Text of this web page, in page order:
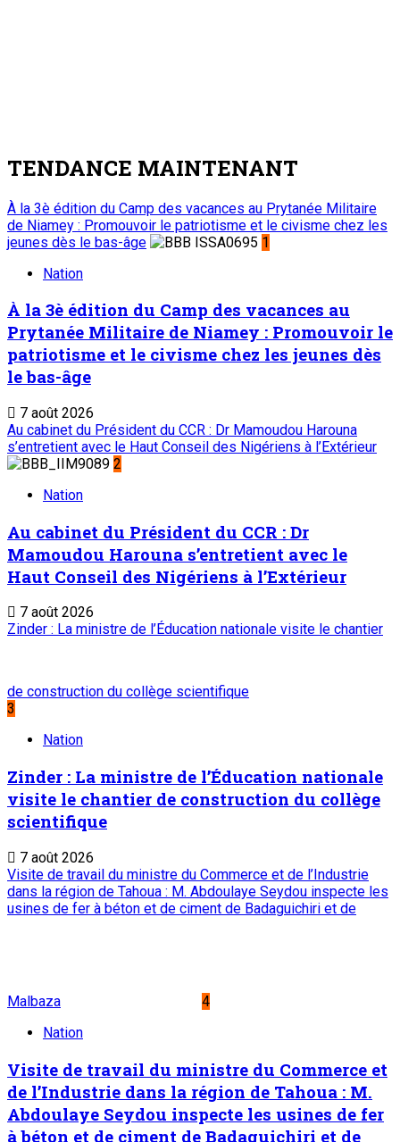
TENDANCE MAINTENANT
À la 3è édition du Camp des vacances au Prytanée Militaire
de Niamey : Promouvoir le patriotisme et le civisme chez les
jeunes dès le bas-âge
1
Nation
À la 3è édition du Camp des vacances au
Prytanée Militaire de Niamey : Promouvoir le
patriotisme et le civisme chez les jeunes dès
le bas-âge
7 août 2026
Au cabinet du Président du CCR : Dr Mamoudou Harouna
s’entretient avec le Haut Conseil des Nigériens à l’Extérieur
2
Nation
Au cabinet du Président du CCR : Dr
Mamoudou Harouna s’entretient avec le
Haut Conseil des Nigériens à l’Extérieur
7 août 2026
Zinder : La ministre de l’Éducation nationale visite le chantier
de construction du collège scientifique
3
Nation
Zinder : La ministre de l’Éducation nationale
visite le chantier de construction du collège
scientifique
7 août 2026
Visite de travail du ministre du Commerce et de l’Industrie
dans la région de Tahoua : M. Abdoulaye Seydou inspecte les
usines de fer à béton et de ciment de Badaguichiri et de
Malbaza
4
Nation
Visite de travail du ministre du Commerce et
de l’Industrie dans la région de Tahoua : M.
Abdoulaye Seydou inspecte les usines de fer
à béton et de ciment de Badaguichiri et de